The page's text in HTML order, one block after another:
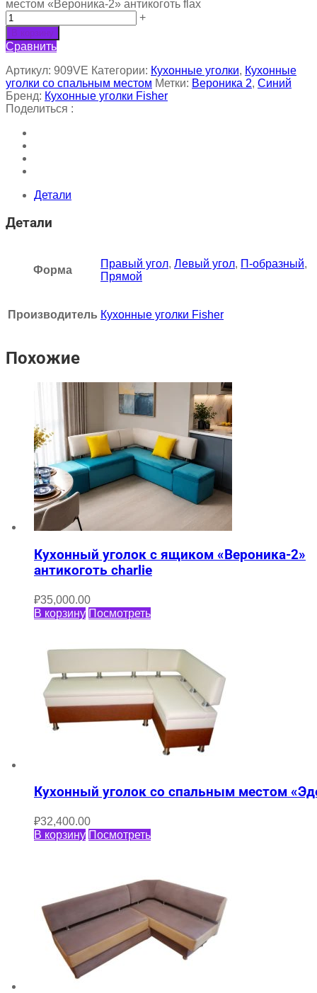
местом «Вероника-2» антикоготь flax
+
В корзину
Сравнить
Артикул: 909VE Категории: Кухонные уголки, Кухонные
уголки со спальным местом Метки: Вероника 2, Синий
Бренд: Кухонные уголки Fisher
Поделиться :
Детали
Детали
Форма
Правый угол, Левый угол, П-образный,
Прямой
Производитель Кухонные уголки Fisher
Похожие
Кухонный уголок с ящиком «Вероника-2»
антикоготь charlie
₽35,000.00
В корзину Посмотреть
Кухонный уголок со спальным местом
₽32,400.00
В корзину Посмотреть